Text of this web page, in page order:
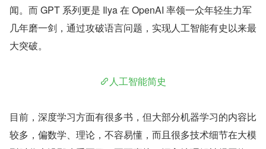
闻。而 GPT 系列更是 Ilya 在 OpenAI 率领一众年轻生力军
几年磨一剑，通过攻破语言问题，实现人工智能有史以来最
大突破。
人工智能简史
目前，深度学习方面有很多书，但大部分机器学习的内容比
较多，偏数学、理论，不容易懂，而且很多技术细节在大模